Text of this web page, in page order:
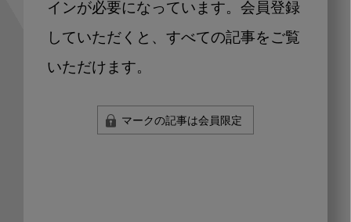
インが必要になっています。会員登録
していただくと、すべての記事をご覧
いただけます。
マークの記事は会員限定